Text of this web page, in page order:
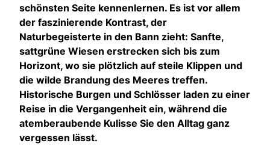
schönsten Seite kennenlernen. Es ist vor allem
der faszinierende Kontrast, der
Naturbegeisterte in den Bann zieht: Sanfte,
sattgrüne Wiesen erstrecken sich bis zum
Horizont, wo sie plötzlich auf steile Klippen und
die wilde Brandung des Meeres treffen.
Historische Burgen und Schlösser laden zu einer
Reise in die Vergangenheit ein, während die
atemberaubende Kulisse Sie den Alltag ganz
vergessen lässt.